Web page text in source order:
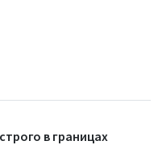
в границах